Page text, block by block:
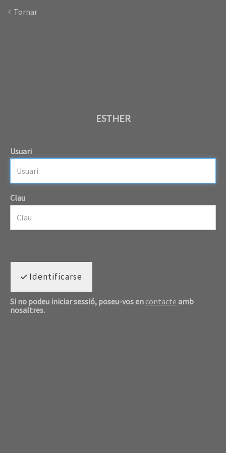
Tornar
ESTHER
Usuari
Clau
Identificarse
Si no podeu iniciar sessió, poseu-vos en contacte amb
nosaltres.